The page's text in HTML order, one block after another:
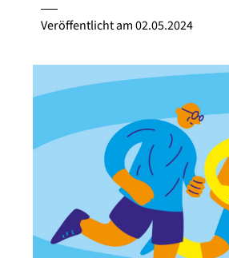
Veröffentlicht am02.05.2024